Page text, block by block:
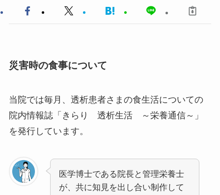
災害時の食事について
当院では毎月、透析患者さまの食生活についての
院内情報誌「きらり 透析生活 ～栄養通信～」
を発行しています。
医学博士である院長と管理栄養士
が、共に知見を出し合い制作して